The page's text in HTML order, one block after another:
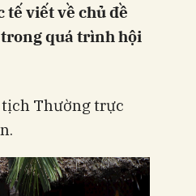
tế viết về chủ đề
trong quá trình hội
tịch Thường trực